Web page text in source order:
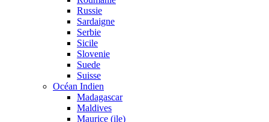
Russie
Sardaigne
Serbie
Sicile
Slovenie
Suede
Suisse
Océan Indien
Madagascar
Maldives
Maurice (ile)